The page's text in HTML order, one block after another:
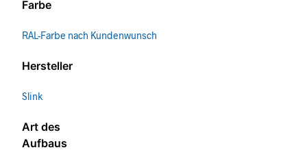
Farbe
RAL-Farbe nach Kundenwunsch
Hersteller
Slink
Art des
Aufbaus